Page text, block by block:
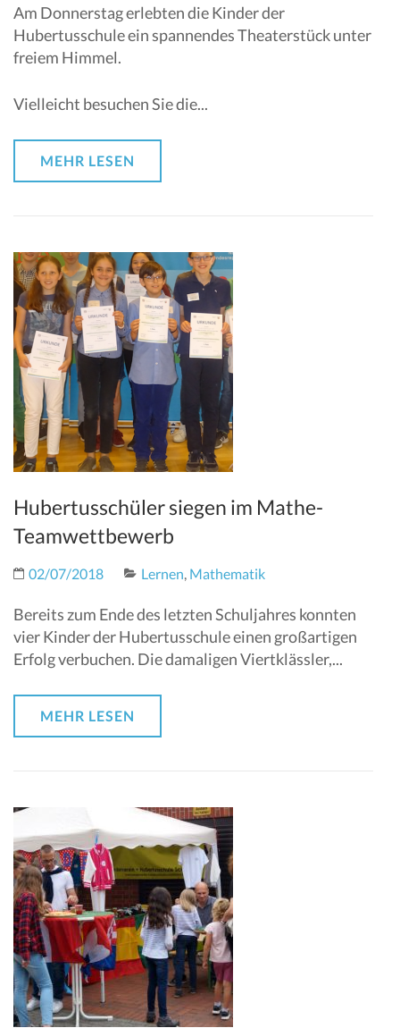
Am Donnerstag erlebten die Kinder der
Hubertusschule ein spannendes Theaterstück unter
freiem Himmel.
Vielleicht besuchen Sie die...
MEHR LESEN
Hubertusschüler siegen im Mathe-
Teamwettbewerb
02/07/2018 Lernen, Mathematik
Bereits zum Ende des letzten Schuljahres konnten
vier Kinder der Hubertusschule einen großartigen
Erfolg verbuchen. Die damaligen Viertklässler,...
MEHR LESEN